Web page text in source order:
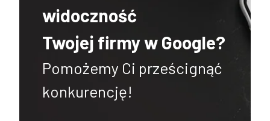
widoczność
Twojej firmy w Google?
Pomożemy Ci prześcignąć
konkurencję!